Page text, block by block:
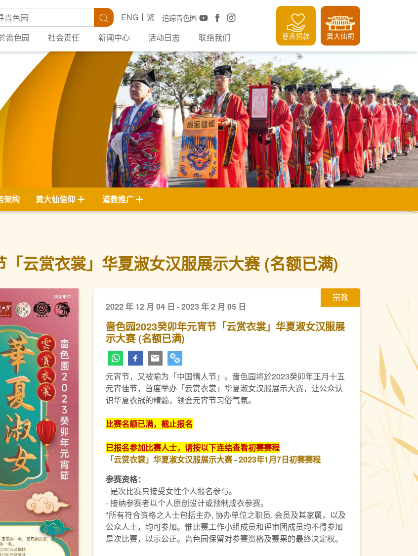
键字 搜寻 追踪啬色园
ENG
繁
啬色园
社会责任 新闻中心 活动日志 联络我们 慈善捐款 黃大仙祠
架构 黄大仙信仰 道教推广
云赏衣裳」华夏淑女汉服展示大赛 (名额已满)
宗教
2022 年 12 月 04 日 - 2023 年 2 月 05 日
啬色园2023癸卯年元宵节「云赏衣裳」华夏淑女汉服展
示大赛 (名额已满)
元宵节，又被喻为「中国情人节」。啬色园将於2023癸卯年正月十五
元宵佳节，首度举办「云赏衣裳」华夏淑女汉服展示大赛，让公众认
识华夏衣冠的精髓，领会元宵节习俗气氛。
比赛名额已满，截止报名
已报名参加比赛人士，请按以下连结查看初赛赛程
「云赏衣裳」华夏淑女汉服展示大赛 - 2023年1月7日初赛赛程
参赛资格：
- 是次比赛只接受女性个人报名参与。
- 接纳参赛者以个人原创设计或预制成衣参赛。
*所有符合资格之人士包括主办, 协办单位之职员, 会员及其家属，以及
公众人士，均可参加。惟比赛工作小组成员和评审团成员均不得参加
是次比赛，以示公正。啬色园保留对参赛资格及赛果的最终决定权。